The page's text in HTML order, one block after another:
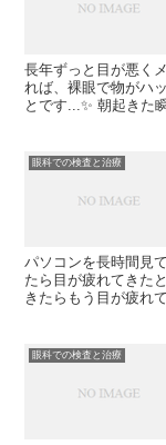
長年ずっと目が悪く
れば、裸眼で物がハ
とです...✨ 朝起きた
眼科での検査と治療
パソコンを長時間見
たら目が疲れてきた
きたらもう目が疲れ
眼科での検査と治療